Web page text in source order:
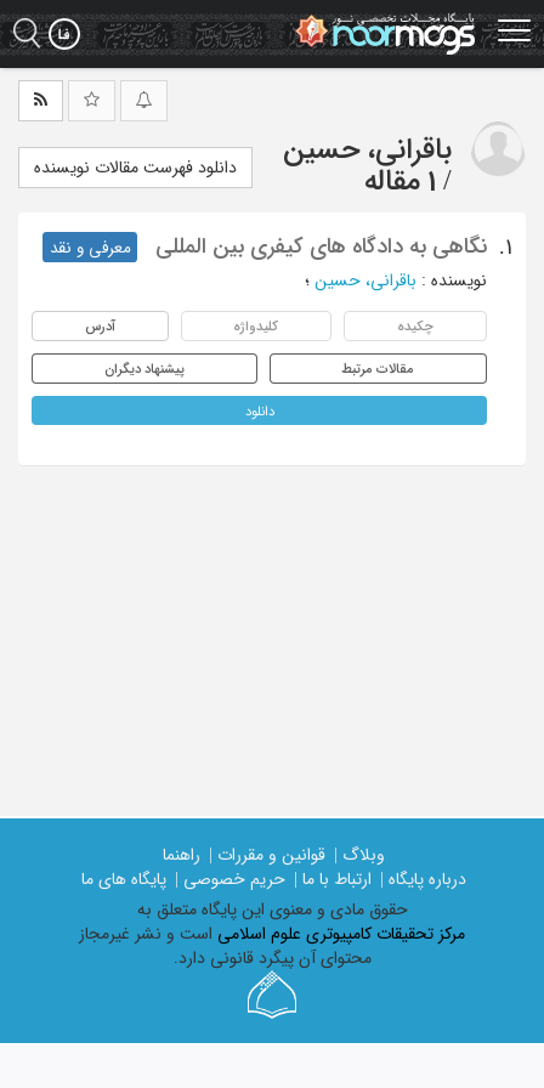
Skip
to
main
باقرانی، حسین
/ 1 مقاله دانلود فهرست مقالات نویسنده
1. نگاهی به دادگاه های کیفری بین المللی
معرفی و نقد
نویسنده : باقرانی، حسین ؛
چکیده کلیدواژه آدرس
مقالات مرتبط پیشنهاد دیگران
دانلود
وبلاگ | قوانین و مقررات |
راهنما
درباره پایگاه |
ارتباط با ما | حریم خصوصی |
پایگاه های ما
حقوق مادی و معنوی اين پايگاه متعلق به
مرکز تحقیقات کامپیوتری علوم اسلامی است و نشر غیرمجاز
محتوای آن پیگرد قانونی دارد.